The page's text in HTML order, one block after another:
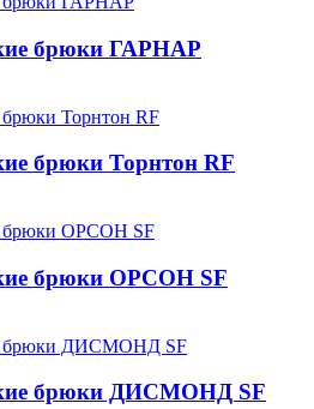
брюки ГАРНАР
брюки Торнтон RF
брюки ОРСОН SF
брюки ДИСМОНД SF